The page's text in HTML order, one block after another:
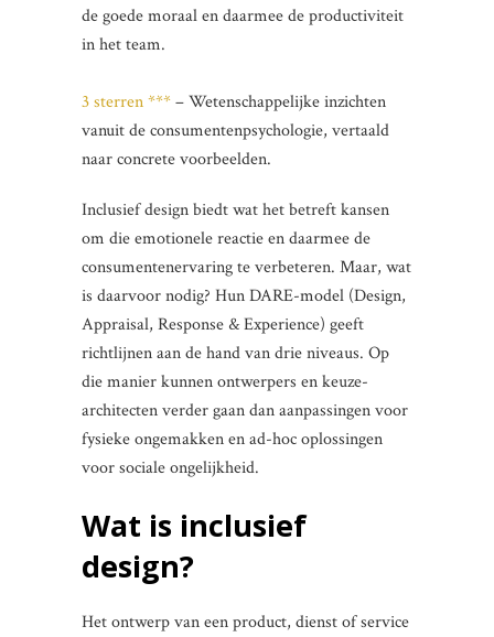
de goede moraal en daarmee de productiviteit
in het team.
3 sterren ***– Wetenschappelijke inzichten
vanuit de consumentenpsychologie, vertaald
naar concrete voorbeelden.
Inclusief design biedt wat het betreft kansen
om die emotionele reactie en daarmee de
consumentenervaring te verbeteren. Maar, wat
is daarvoor nodig? Hun DARE-model (Design,
Appraisal, Response & Experience) geeft
richtlijnen aan de hand van drie niveaus. Op
die manier kunnen ontwerpers en keuze-
architecten verder gaan dan aanpassingen voor
fysieke ongemakken en ad-hoc oplossingen
voor sociale ongelijkheid.
Wat is inclusief
design?
Het ontwerp van een product, dienst of service